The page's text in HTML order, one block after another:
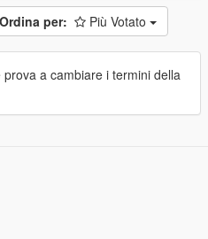
Ordina per: Più Votato
a cambiare i termini della